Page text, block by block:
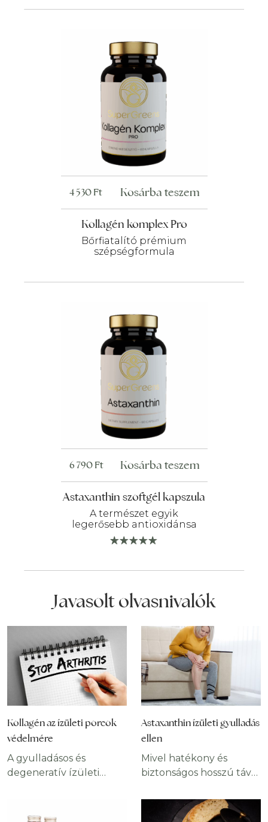
Kollagén komplex Pro
Bőrfiatalító prémium
szépségformula
4 530Ft Kosárba teszem
Astaxanthin szoftgél kapszula
A természet egyik
legerősebb antioxidánsa
6 790Ft Kosárba teszem
Javasolt olvasnivalók
Kollagén az ízületi porcok
védelmére
A gyulladásos és
degeneratív ízületi
középpontjába
Astaxanthin ízületi gyulladás
ellen
Mivel hatékony és
biztonságos hosszú távú
betegséggel küzdő
ember számára nem áll